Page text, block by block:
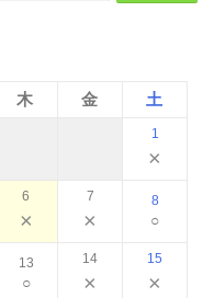
木 金 土
1
×
6
×
7
×
8
○
13
○
14
×
15
×